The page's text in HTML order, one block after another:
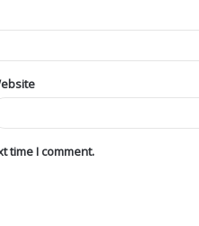
time I comment.